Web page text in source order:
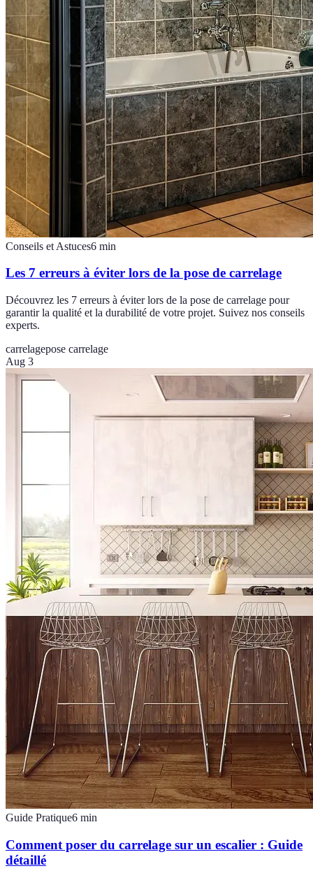
Conseils et Astuces6 min
Les 7 erreurs à éviter lors de la pose de carrelage
Découvrez les 7 erreurs à éviter lors de la pose de carrelage pour
garantir la qualité et la durabilité de votre projet. Suivez nos conseils
experts.
carrelagepose carrelage
Aug 3
Guide Pratique6 min
Comment poser du carrelage sur un escalier : Guide
détaillé